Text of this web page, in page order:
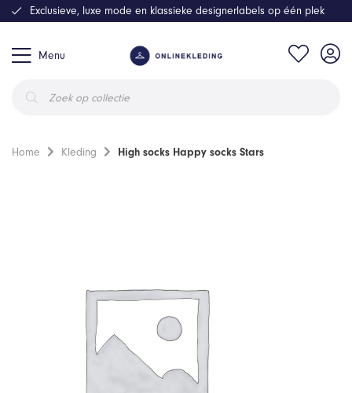
Menu
zoeken
Exclusieve, luxe mode en klassieke designerlabels op één plek
Home Kleding High socks Happy socks Stars